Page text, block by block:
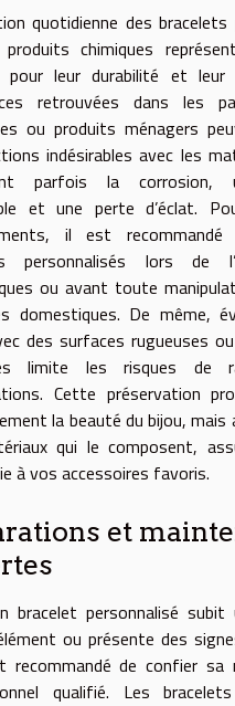
quotidienne des
chimiques
pour leur durabilité et leur
retrouvées dans les
ou produits ménagers
indésirables avec les
parfois la corrosion,
et une perte d’éclat.
il est
personnalisés lors de
ou avant toute
domestiques. De même,
des surfaces rugueuses
limite les risques de
Cette préservation
la beauté du bijou,
qui le composent,
à vos accessoires favoris.
et
bracelet personnalisé
ou présente des
recommandé de confier sa
qualifié. Les